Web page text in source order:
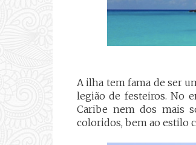
A ilha tem fama de ser
legião de festeiros. No
Caribe nem dos mais
coloridos, bem ao estilo